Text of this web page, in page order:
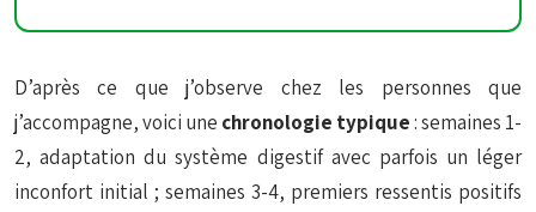
D’après ce que j’observe chez les personnes que
j’accompagne, voici une chronologie typique: semaines 1-
2, adaptation du système digestif avec parfois un léger
inconfort initial ; semaines 3-4, premiers ressentis positifs